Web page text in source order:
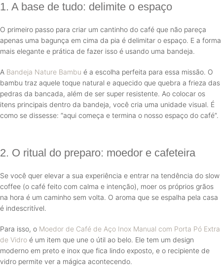
1. A base de tudo: delimite o espaço
O primeiro passo para criar um cantinho do café que não pareça
apenas uma bagunça em cima da pia é delimitar o espaço. E a forma
mais elegante e prática de fazer isso é usando uma bandeja.
A Bandeja Nature Bambu é a escolha perfeita para essa missão. O
bambu traz aquele toque natural e aquecido que quebra a frieza das
pedras da bancada, além de ser super resistente. Ao colocar os
itens principais dentro da bandeja, você cria uma unidade visual. É
como se dissesse: “aqui começa e termina o nosso espaço do café”.
2. O ritual do preparo: moedor e cafeteira
Se você quer elevar a sua experiência e entrar na tendência do slow
coffee (o café feito com calma e intenção), moer os próprios grãos
na hora é um caminho sem volta. O aroma que se espalha pela casa
é indescritível.
Para isso, o Moedor de Café de Aço Inox Manual com Porta Pó Extra
de Vidro é um item que une o útil ao belo. Ele tem um design
moderno em preto e inox que fica lindo exposto, e o recipiente de
vidro permite ver a mágica acontecendo.